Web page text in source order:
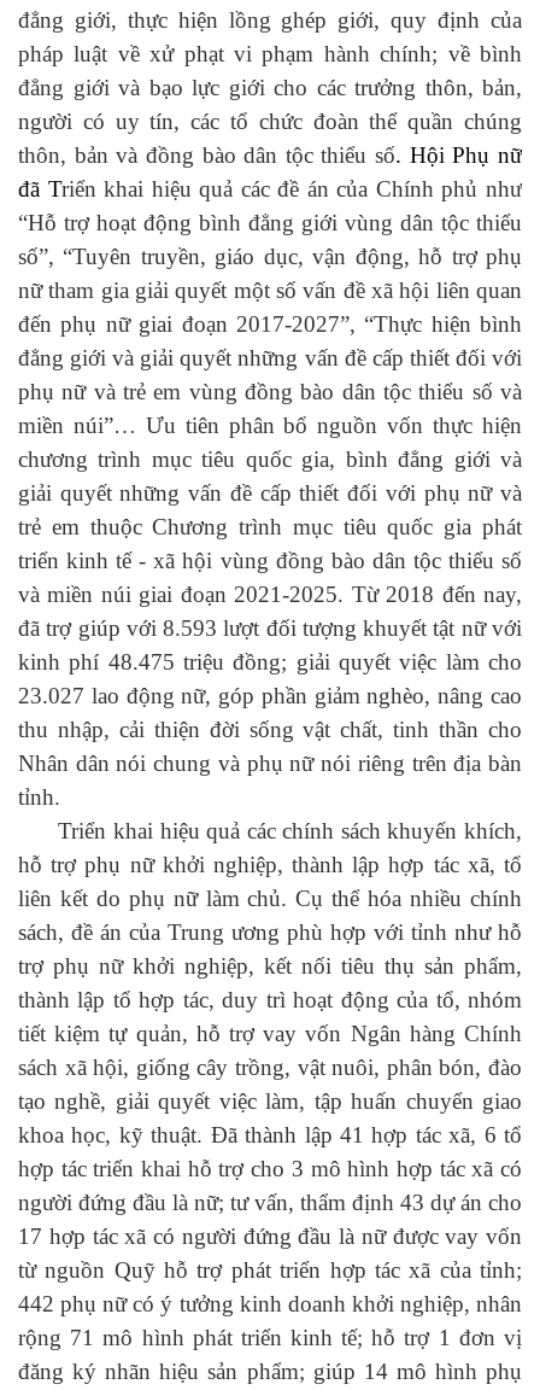
đẳng giới, thực hiện lồng ghép giới, quy định của
pháp luật về xử phạt vi phạm hành chính; về bình
đẳng giới và bạo lực giới cho các trưởng thôn, bản,
người có uy tín, các tổ chức đoàn thể quần chúng
thôn, bản và đồng bào dân tộc thiểu số. Hội Phụ nữ
đã Triển khai hiệu quả các đề án của Chính phủ như
“Hỗ trợ hoạt động bình đẳng giới vùng dân tộc thiểu
số”, “Tuyên truyền, giáo dục, vận động, hỗ trợ phụ
nữ tham gia giải quyết một số vấn đề xã hội liên quan
đến phụ nữ giai đoạn 2017-2027”, “Thực hiện bình
đẳng giới và giải quyết những vấn đề cấp thiết đối với
phụ nữ và trẻ em vùng đồng bào dân tộc thiểu số và
miền núi”… Ưu tiên phân bổ nguồn vốn thực hiện
chương trình mục tiêu quốc gia, bình đẳng giới và
giải quyết những vấn đề cấp thiết đối với phụ nữ và
trẻ em thuộc Chương trình mục tiêu quốc gia phát
triển kinh tế - xã hội vùng đồng bào dân tộc thiểu số
và miền núi giai đoạn 2021-2025. Từ 2018 đến nay,
đã trợ giúp với 8.593 lượt đối tượng khuyết tật nữ với
kinh phí 48.475 triệu đồng; giải quyết việc làm cho
23.027 lao động nữ, góp phần giảm nghèo, nâng cao
thu nhập, cải thiện đời sống vật chất, tinh thần cho
Nhân dân nói chung và phụ nữ nói riêng trên địa bàn
tỉnh.
Triển khai hiệu quả các chính sách khuyến khích,
hỗ trợ phụ nữ khởi nghiệp, thành lập hợp tác xã, tổ
liên kết do phụ nữ làm chủ. Cụ thể hóa nhiều chính
sách, đề án của Trung ương phù hợp với tỉnh như hỗ
trợ phụ nữ khởi nghiệp, kết nối tiêu thụ sản phẩm,
thành lập tổ hợp tác, duy trì hoạt động của tổ, nhóm
tiết kiệm tự quản, hỗ trợ vay vốn Ngân hàng Chính
sách xã hội, giống cây trồng, vật nuôi, phân bón, đào
tạo nghề, giải quyết việc làm, tập huấn chuyển giao
khoa học, kỹ thuật. Đã thành lập 41 hợp tác xã, 6 tổ
hợp tác triển khai hỗ trợ cho 3 mô hình hợp tác xã có
người đứng đầu là nữ; tư vấn, thẩm định 43 dự án cho
17 hợp tác xã có người đứng đầu là nữ được vay vốn
từ nguồn Quỹ hỗ trợ phát triển hợp tác xã của tỉnh;
442 phụ nữ có ý tưởng kinh doanh khởi nghiệp, nhân
rộng 71 mô hình phát triển kinh tế; hỗ trợ 1 đơn vị
đăng ký nhãn hiệu sản phẩm; giúp 14 mô hình phụ